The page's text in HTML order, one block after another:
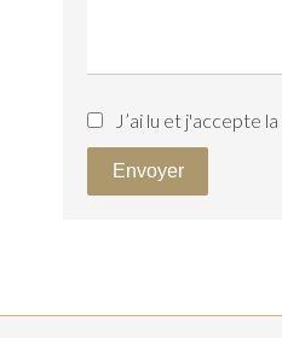
J’ai lu et j'accepte la
Envoyer